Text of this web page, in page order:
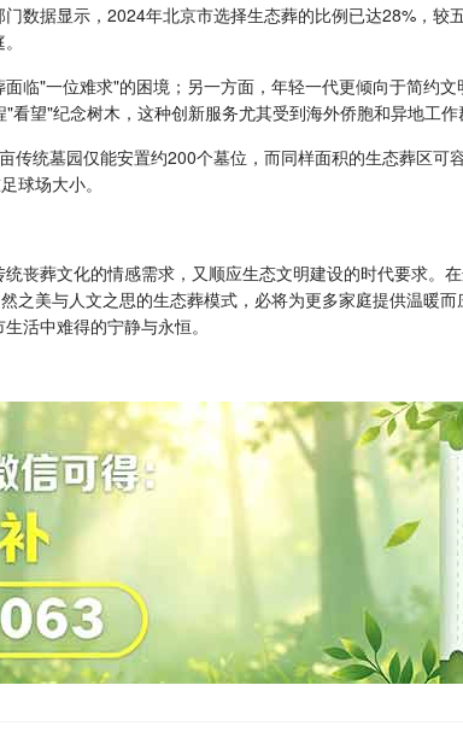
数据显示，2024年北京市选择生态葬的比例已达28%，
临"一位难求"的困境；另一方面，年轻一代更倾向于简约
望"纪念树木，这种创新服务尤其受到海外侨胞和异地工作
统墓园仅能安置约200个墓位，而同样面积的生态葬区可
球场大小。
葬文化的情感需求，又顺应生态文明建设的时代要求。
美与人文之思的生态葬模式，必将为更多家庭提供温暖
活中难得的宁静与永恒。